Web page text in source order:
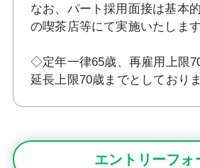
なお、パート採用面接は基本
の喫茶店等にて実施いたします
◇定年一律65歳、再雇用上限
延長上限70歳までとしておりま
エントリーフォ